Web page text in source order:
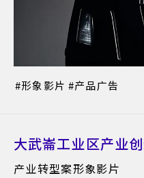
形象影片 产品广告
大武崙工业区产业
产业转型案形象影片